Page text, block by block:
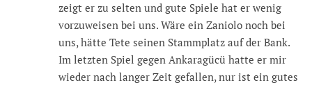
zeigt er zu selten und gute Spiele hat er wenig
vorzuweisen bei uns. Wäre ein Zaniolo noch bei
uns, hätte Tete seinen Stammplatz auf der Bank.
Im letzten Spiel gegen Ankaragücü hatte er mir
wieder nach langer Zeit gefallen, nur ist ein gutes